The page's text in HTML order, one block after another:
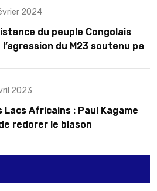
2024
du peuple Congolais
du M23 soutenu par
2023
Lacs Africains : Paul Kagame
redorer le blason